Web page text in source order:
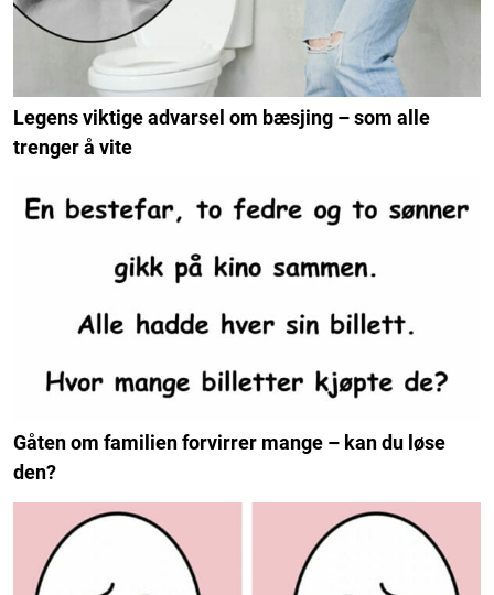
Legens viktige advarsel om bæsjing – som alle
trenger å vite
Gåten om familien forvirrer mange – kan du løse
den?